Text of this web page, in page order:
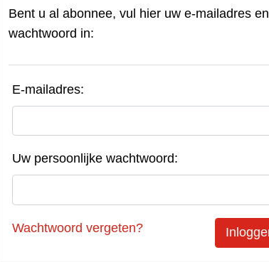
Bent u al abonnee, vul hier uw e-mailadres en
wachtwoord in:
E-mailadres:
Uw persoonlijke wachtwoord:
Wachtwoord vergeten?